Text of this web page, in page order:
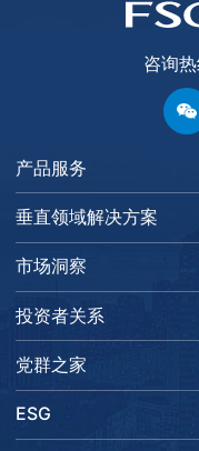
咨询
产品服务
垂直领域解决方案
市场洞察
投资者关系
党群之家
ESG